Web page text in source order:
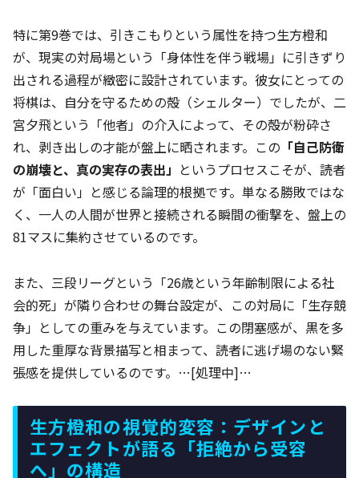
特に第9巻では、引きこもりという属性を持つ生方橙和
が、現実の対局場という「身体性を伴う戦場」に引きずり
出される過程が緻密に設計されています。彼女にとっての
将棋は、自分を守るための殻（シェルター）でしたが、二
宮夕飛という「他者」の介入によって、その殻が粉砕さ
れ、剥き出しの才能が盤上に晒されます。この 「自己防衛
の崩壊と、真の実存の表出」 というプロセスこそが、読者
が「面白い」と感じる論理的根拠です。単なる勝敗ではな
く、一人の人間が世界と接続される瞬間の衝撃を、盤上の
81マスに集約させているのです。
また、三段リーグという「26歳という年齢制限による社
会的死」が隣り合わせの舞台設定が、この対局に「生存競
争」としての重みを与えています。この閉塞感が、黒を多
用した重厚な背景描写と相まって、読者に逃げ場のない緊
張感を提供しているのです。…[処理中]…
生方橙和の視覚的変容：デザインと
エフェクトが語る「拒絶から受容
へ」の構造